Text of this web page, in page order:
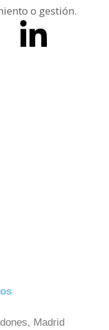
o gestión.
Madrid